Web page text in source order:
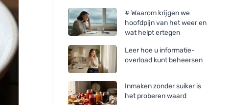
# Waarom krijgen we
hoofdpijn van het weer en
wat helpt ertegen
Leer hoe u informatie-
overload kunt beheersen
Inmaken zonder suiker is
het proberen waard